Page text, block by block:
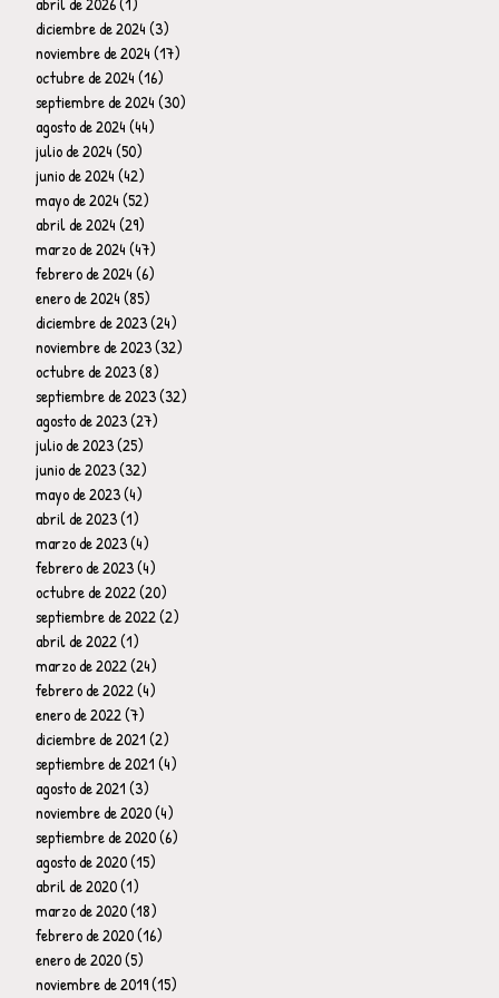
diciembre de 2024(3)
noviembre de 2024(17)
octubre de 2024(16)
septiembre de 2024(30)
agosto de 2024(44)
julio de 2024(50)
junio de 2024(42)
mayo de 2024(52)
abril de 2024(29)
marzo de 2024(47)
febrero de 2024(6)
enero de 2024(85)
diciembre de 2023(24)
noviembre de 2023(32)
octubre de 2023(8)
septiembre de 2023(32)
agosto de 2023(27)
julio de 2023(25)
junio de 2023(32)
mayo de 2023(4)
abril de 2023(1)
marzo de 2023(4)
febrero de 2023(4)
octubre de 2022(20)
septiembre de 2022(2)
abril de 2022(1)
marzo de 2022(24)
febrero de 2022(4)
enero de 2022(7)
diciembre de 2021(2)
septiembre de 2021(4)
agosto de 2021(3)
noviembre de 2020(4)
septiembre de 2020(6)
agosto de 2020(15)
abril de 2020(1)
marzo de 2020(18)
febrero de 2020(16)
enero de 2020(5)
noviembre de 2019(15)